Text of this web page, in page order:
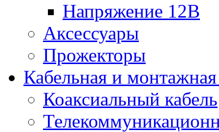
Напряжение 12В
Аксессуары
Прожекторы
Кабельная и
Коаксиальный кабель